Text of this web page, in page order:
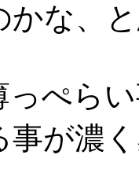
かな、
っぺら
事が濃